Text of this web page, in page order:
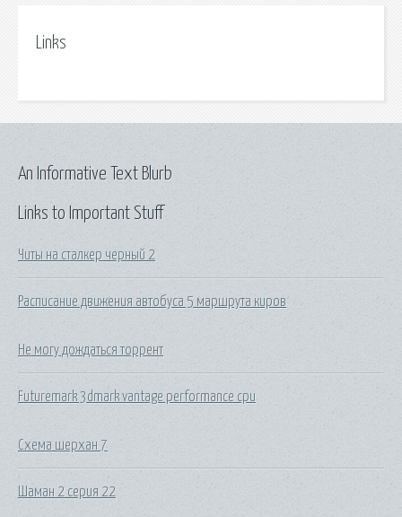
Links
Links to Important Stuff
Читы на сталкер черный 2
Расписание движения автобуса 5 маршрута киров
Не могу дождаться торрент
Futuremark 3dmark vantage performance cpu
Схема шерхан 7
Шаман 2 серия 22
An Informative Text Blurb